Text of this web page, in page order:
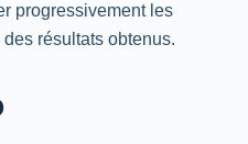
progressivement les
résultats obtenus.